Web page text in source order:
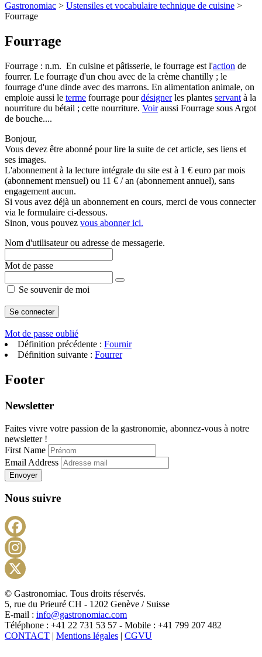
Gastronomiac > Ustensiles et vocabulaire technique de cuisine >
Fourrage
Fourrage
Fourrage : n.m. En cuisine et pâtisserie, le fourrage est l'action de
fourrer. Le fourrage d'un chou avec de la crème chantilly ; le
fourrage d'une dinde avec des marrons. En alimentation animale, on
emploie aussi le terme fourrage pourdésignerles plantes servant à la
nourriture du bétail ; cette nourriture. Voiraussi Fourrage sous Argot
de bouche....
Bonjour,
Vous devez être abonné pour lire la suite de cet article, ses liens et
ses images.
L'abonnement à la lecture intégrale du site est à 1 € euro par mois
(abonnement mensuel) ou 11 € / an (abonnement annuel), sans
engagement aucun.
Si vous avez déjà un abonnement en cours, merci de vous connecter
via le formulaire ci-dessous.
Sinon, vous pouvez vous abonner ici.
Nom d'utilisateur ou adresse de messagerie.
Mot de passe
Se souvenir de moi
Mot de passe oublié
Définition précédente : Fournir
Définition suivante : Fourrer
Footer
Newsletter
Faites vivre votre passion de la gastronomie, abonnez-vous à notre
newsletter !
First Name
Email Address
Envoyer
Nous suivre
X
© Gastronomiac. Tous droits réservés.
5, rue du Prieuré CH - 1202 Genève / Suisse
E-mail : info@gastronomiac.com
Téléphone : +41 22 731 53 57 - Mobile : +41 799 207 482
CONTACT | Mentions légales | CGVU